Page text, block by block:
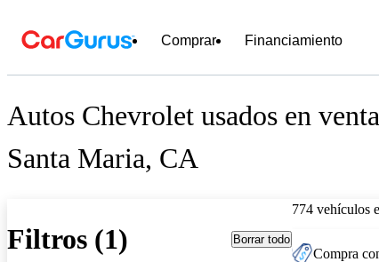
Comprar Financiamiento
Autos Chevrolet usados en
Santa Maria, CA
Filtros (1) Borrar todo
774 vehículos
Compra